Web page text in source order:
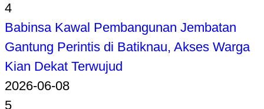
4
Babinsa Kawal Pembangunan Jembatan
Gantung Perintis di Batiknau, Akses Warga
Kian Dekat Terwujud
2026-06-08
5